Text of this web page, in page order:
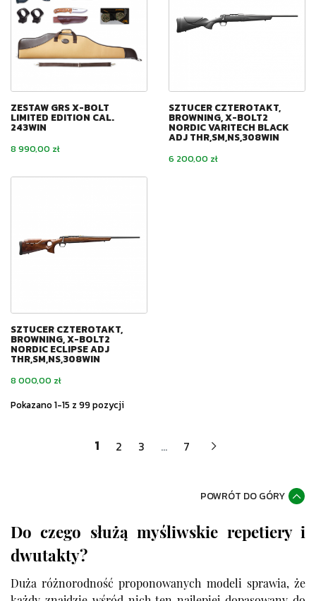
ZESTAW GRS X-BOLT
LIMITED EDITION CAL.
243WIN
Cena
8 990,00 zł
SZTUCER CZTEROTAKT,
BROWNING, X-BOLT2
NORDIC VARITECH BLACK
ADJ THR,SM,NS,308WIN
Cena
6 200,00 zł
SZTUCER CZTEROTAKT,
BROWNING, X-BOLT2
NORDIC ECLIPSE ADJ
THR,SM,NS,308WIN
Cena
8 000,00 zł
Pokazano 1-15 z 99 pozycji
1 2 3 … 7
POWRÓT DO GÓRY
Do czego służą myśliwskie repetiery i
dwutakty?
Duża różnorodność proponowanych modeli sprawia, że